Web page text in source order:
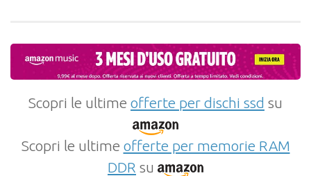
Scopri le ultime offerte per dischi ssd su
Scopri le ultime offerte per memorie RAM
DDR su